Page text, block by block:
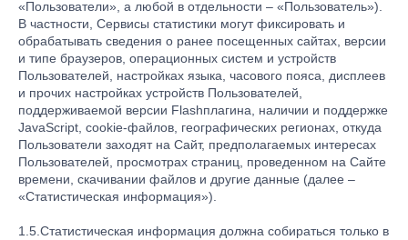
«Пользователи», а любой в отдельности – «Пользователь»).
В частности, Сервисы статистики могут фиксировать и
обрабатывать сведения о ранее посещенных сайтах, версии
и типе браузеров, операционных систем и устройств
Пользователей, настройках языка, часового пояса, дисплеев
и прочих настройках устройств Пользователей,
поддерживаемой версии Flashплагина, наличии и поддержке
JavaScript, cookie-файлов, географических регионах, откуда
Пользователи заходят на Сайт, предполагаемых интересах
Пользователей, просмотрах страниц, проведенном на Сайте
времени, скачивании файлов и другие данные (далее –
«Статистическая информация»).
1.5.Статистическая информация должна собираться только в